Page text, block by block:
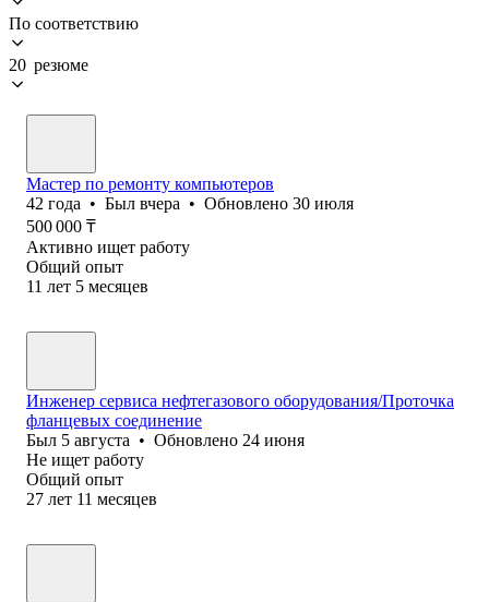
По соответствию
20 резюме
Мастер по ремонту компьютеров
42 года • Был вчера • Обновлено 30 июля
500 000 ₸
Активно ищет работу
Общий опыт
11 лет 5 месяцев
Инженер сервиса нефтегазового оборудования/Проточка
фланцевых соединение
Был 5 августа • Обновлено 24 июня
Не ищет работу
Общий опыт
27 лет 11 месяцев